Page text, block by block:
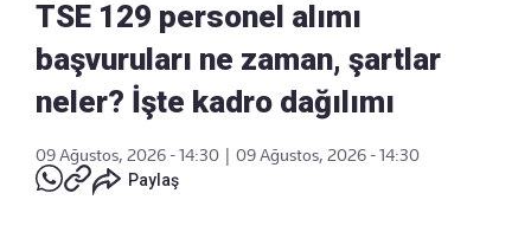
TSE 129 personel alımı
başvuruları ne zaman, şartlar
neler? İşte kadro dağılımı
09 Ağustos, 2026 - 14:30
09 Ağustos, 2026 - 14:30
Paylaş